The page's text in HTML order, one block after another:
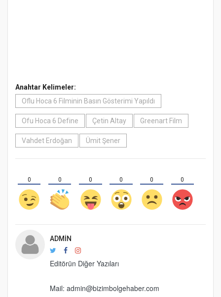
Anahtar Kelimeler:
Oflu Hoca 6 Filminin Basın Gösterimi Yapıldı
Ofu Hoca 6 Define Çetin Altay Greenart Film
Vahdet Erdoğan Ümit Şener
0 0 0 0 0 0
ADMIN
Editörün Diğer Yazıları
Mail: admin@bizimbolgehaber.com